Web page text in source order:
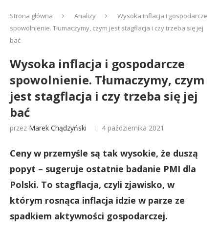
Strona główna Analizy
Wysoka inflacja i gospodarcze
spowolnienie. Tłumaczymy, czym jest stagflacja i czy trzeba się jej
bać
Wysoka inflacja i gospodarcze
spowolnienie. Tłumaczymy, czym
jest stagflacja i czy trzeba się jej
bać
przez Marek Chądzyński 4 października 2021
Ceny w przemyśle są tak wysokie, że duszą
popyt – sugeruje ostatnie badanie PMI dla
Polski. To stagflacja, czyli zjawisko, w
którym rosnąca inflacja idzie w parze ze
spadkiem aktywności gospodarczej.